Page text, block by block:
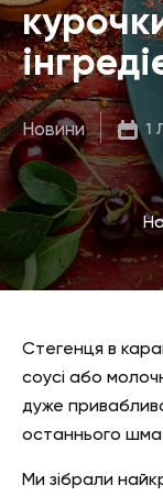
Новини 1
Стегенця в
соусі або
дуже
останнього
Ми зібрали